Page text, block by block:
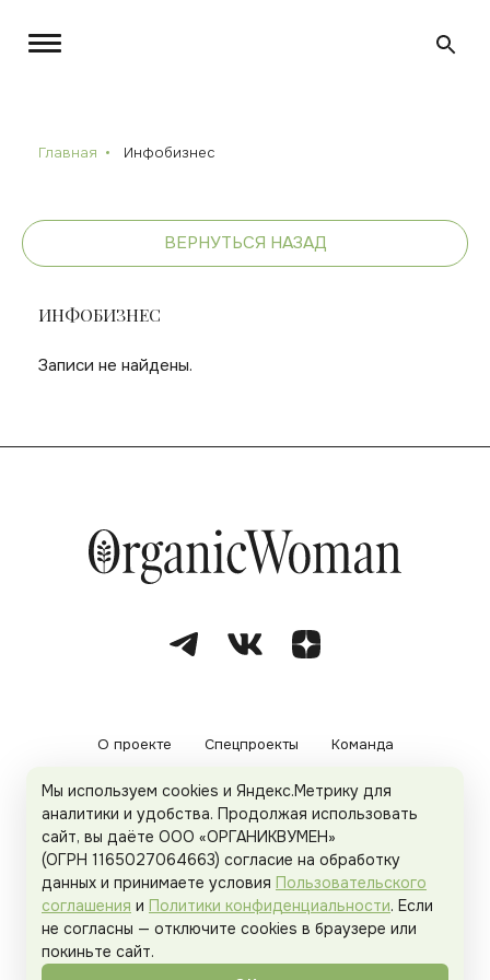
Главная Инфобизнес
ВЕРНУТЬСЯ НАЗАД
ИНФОБИЗНЕС
Записи не найдены.
О проекте Спецпроекты Команда
Рекламодателям Политика конфиденциальности
Пользовательское соглашение
Organicwoman.ru . Все права защищены.
Мы используем cookies и Яндекс.Метрику для
аналитики и удобства. Продолжая использовать
сайт, вы даёте ООО «ОРГАНИКВУМЕН»
(ОГРН 1165027064663) согласие на обработку
данных и принимаете условия Пользовательского
соглашения и Политики конфиденциальности. Если
не согласны — отключите cookies в браузере или
покиньте сайт.